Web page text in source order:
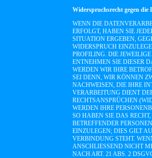
Widerspruchsrecht gegen die
WENN DIE
ERFOLGT, HABEN SIE
SITUATION ERGEBEN,
WIDERSPRUCH
PROFILING. DIE
ENTNEHMEN SIE DIESER
WERDEN WIR IHRE
SEI DENN, WIR KÖNNEN
NACHWEISEN, DIE IHRE
VERARBEITUNG DIENT
RECHTSANSPRÜCHEN
WERDEN IHRE
SO HABEN SIE DAS
BETREFFENDER
EINZULEGEN; DIES GILT
VERBINDUNG STEHT.
ANSCHLIESSEND NICHT
NACH ART. 21 ABS. 2